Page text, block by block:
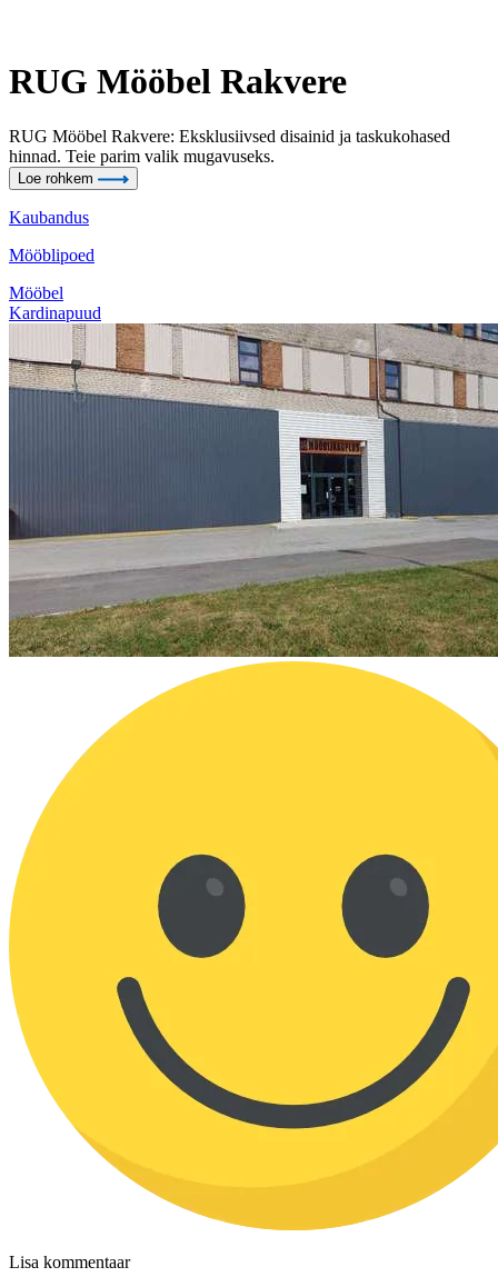
RUG Mööbel Rakvere
RUG Mööbel Rakvere: Eksklusiivsed disainid ja taskukohased
hinnad. Teie parim valik mugavuseks.
Loe rohkem
Kaubandus
Mööblipoed
Mööbel
Kardinapuud
Lisa kommentaar